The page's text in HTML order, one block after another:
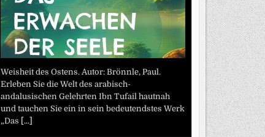
Weisheit des Ostens. Autor: Brönnle, Paul.
Erleben Sie die Welt des arabisch-
andalusischen Gelehrten Ibn Tufail hautnah
und tauchen Sie ein in sein bedeutendstes Werk
„Das [...]